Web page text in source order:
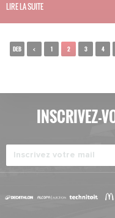
LIRE LA SUITE
DEB < 1 2 3 4
INSCRIVEZ-